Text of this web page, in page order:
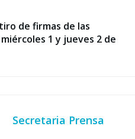
de firmas de las
1 y jueves 2 de
Secretaria Prensa